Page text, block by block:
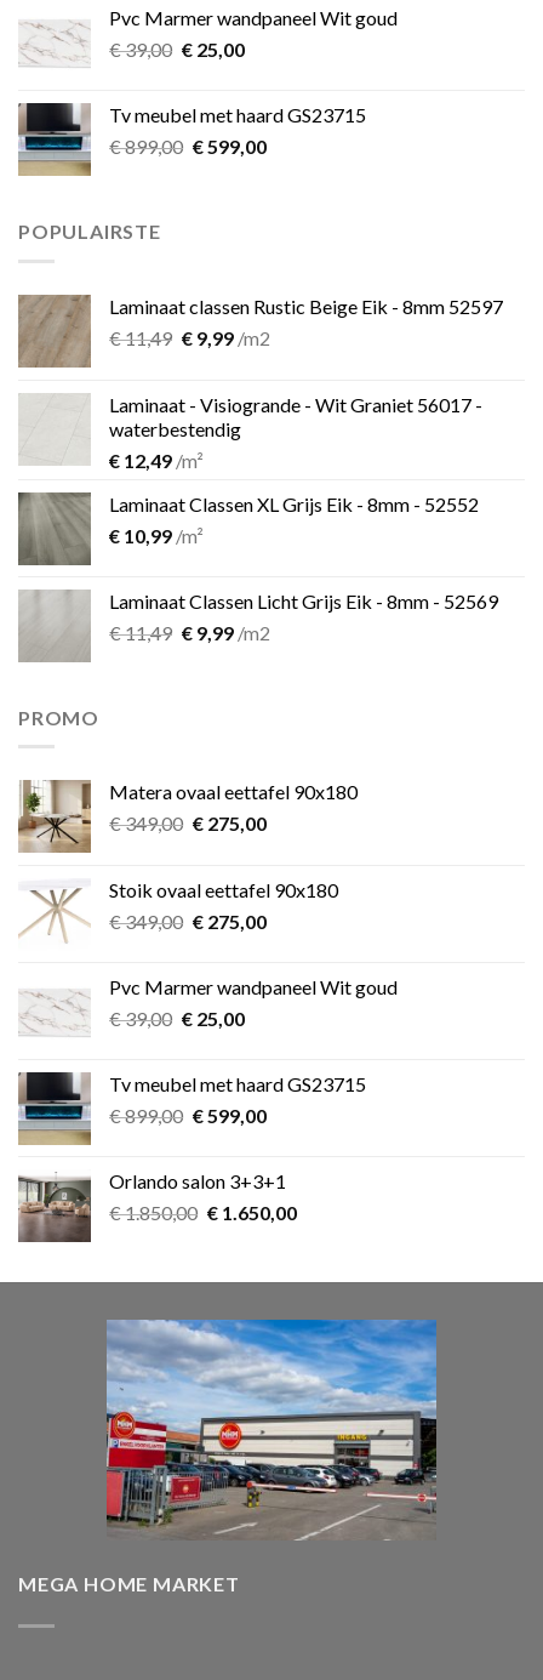
€ 349,00.€ 275,00.
Pvc Marmer wandpaneel Wit goud
€39,00 Oorspronkelijke
€ 39,00.
€25,00Huidige
€ 25,00.
Tv meubel met haard GS23715
€899,00 Oorspronkelijke
€599,00Huidige
POPULAIRSTE
Laminaat classen Rustic Beige Eik - 8mm 52597
€11,49 Oorspronkelijke
€ 11,49.
€9,99Huidige
€ 9,99.
/m2
Laminaat - Visiogrande - Wit Graniet 56017 -
waterbestendig
€ 12,49 /m²
Laminaat Classen XL Grijs Eik - 8mm - 52552
€ 10,99 /m²
Laminaat Classen Licht Grijs Eik - 8mm - 52569
€11,49 Oorspronkelijke
€9,99Huidige
/m2
PROMO
Matera ovaal eettafel 90x180
€349,00 Oorspronkelijke
€ 349,00.
€275,00Huidige
€ 275,00.
Stoik ovaal eettafel 90x180
€349,00 Oorspronkelijke
€ 349,00.
€275,00Huidige
€ 275,00.
Pvc Marmer wandpaneel Wit goud
€39,00 Oorspronkelijke
€ 39,00.
€25,00Huidige
€ 25,00.
Tv meubel met haard GS23715
€899,00 Oorspronkelijke
€ 899,00.
€599,00Huidige
€ 599,00.
Orlando salon 3+3+1
€1.850,00 Oorspronkelijke
€ 1.850,00.
€1.650,00Huidige
€ 1.650,00.
MEGA HOME MARKET